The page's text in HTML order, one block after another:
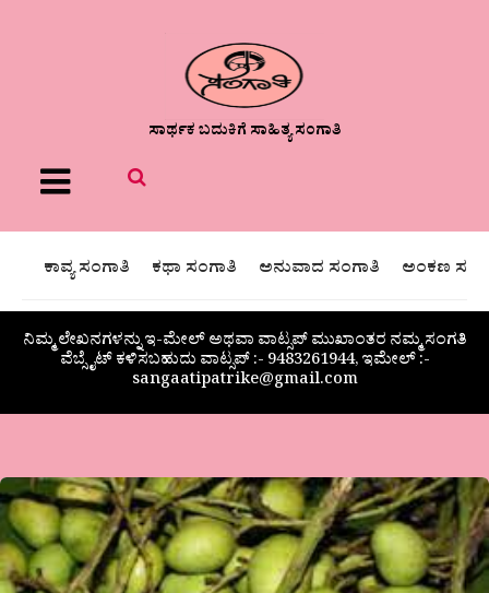
ಸಾರ್ಥಕ ಬದುಕಿಗೆ ಸಾಹಿತ್ಯ ಸಂಗಾತಿ
Menu
ಕಾವ್ಯ ಸಂಗಾತಿ ಕಥಾ ಸಂಗಾತಿ ಅನುವಾದ ಸಂಗಾತಿ ಅಂಕಣ
ನಿಮ್ಮ ಲೇಖನಗಳನ್ನು ಇ-ಮೇಲ್ ಅಥವಾ ವಾಟ್ಸಪ್ ಮುಖಾಂತರ ನಮ್ಮ ಸಂಗತಿ
ವೆಬ್ಸೈಟ್ ಕಳಿಸಬಹುದು ವಾಟ್ಸಪ್‌ :- 9483261944, ಇಮೇಲ್ :-
sangaatipatrike@gmail.com
ಎ.
ಹೇಮಗಂಗಾ
ಅವರ
ತನಗಗಳು